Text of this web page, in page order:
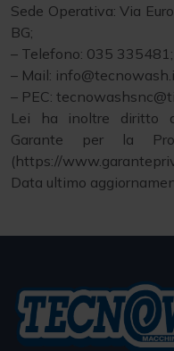
Sede Operativa: Via
BG;
– Telefono: 035 335481;
– Mail:
– PEC:
Lei ha inoltre diritto
Garante per la
(https://
Data ultimo